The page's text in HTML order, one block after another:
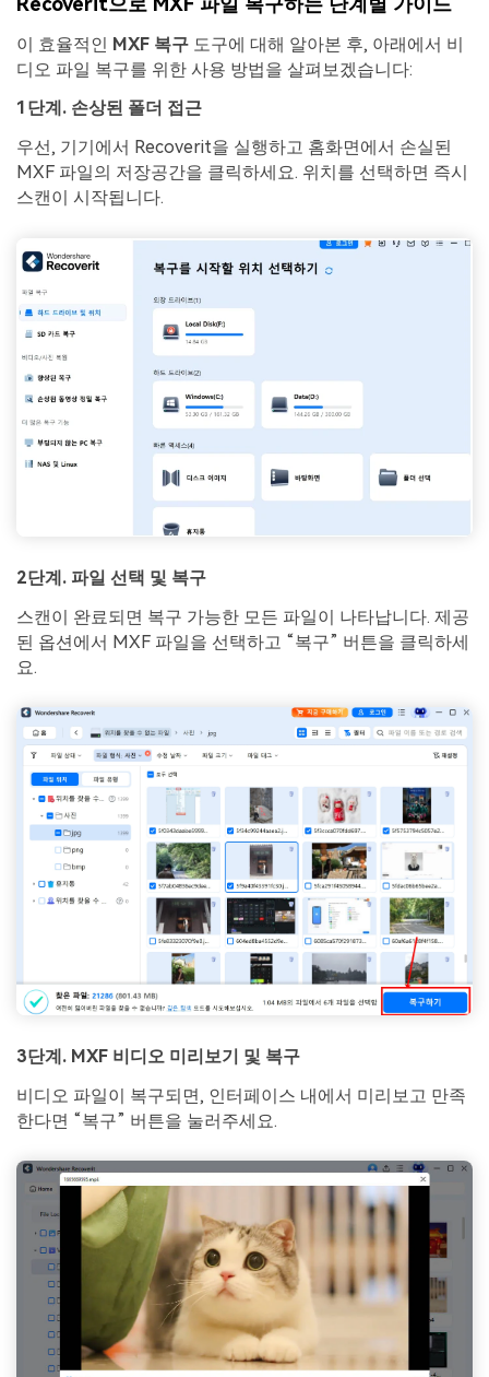
이 효율적인 MXF 복구 도구에 대해 알아본 후, 아래에서 비
디오 파일 복구를 위한 사용 방법을 살펴보겠습니다:
1단계. 손상된 폴더 접근
우선, 기기에서 Recoverit을 실행하고 홈화면에서 손실된
MXF 파일의 저장공간을 클릭하세요. 위치를 선택하면 즉시
스캔이 시작됩니다.
2단계. 파일 선택 및 복구
스캔이 완료되면 복구 가능한 모든 파일이 나타납니다. 제공
된 옵션에서 MXF 파일을 선택하고 “복구” 버튼을 클릭하세
요.
3단계. MXF 비디오 미리보기 및 복구
비디오 파일이 복구되면, 인터페이스 내에서 미리보고 만족
한다면 “복구” 버튼을 눌러주세요.